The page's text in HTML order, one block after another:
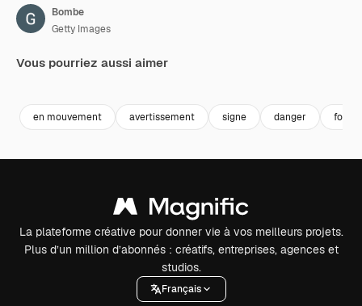
Bombe
Getty Images
Vous pourriez aussi aimer
en mouvement avertissement signe danger fond
La plateforme créative pour donner vie à vos meilleurs projets.
Plus d’un million d’abonnés : créatifs, entreprises, agences et
studios.
Français